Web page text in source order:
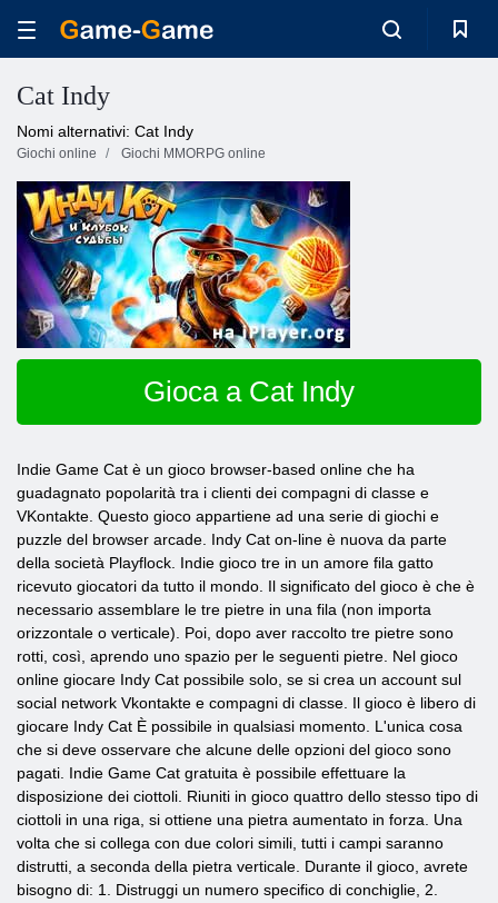
Cat Indy
Nomi alternativi: Cat Indy
Giochi online Giochi MMORPG online
Gioca a Cat Indy
Indie Game Cat è un gioco browser-based online che ha
guadagnato popolarità tra i clienti dei compagni di classe e
VKontakte. Questo gioco appartiene ad una serie di giochi e
puzzle del browser arcade. Indy Cat on-line è nuova da parte
della società Playflock. Indie gioco tre in un amore fila gatto
ricevuto giocatori da tutto il mondo. Il significato del gioco è che è
necessario assemblare le tre pietre in una fila (non importa
orizzontale o verticale). Poi, dopo aver raccolto tre pietre sono
rotti, così, aprendo uno spazio per le seguenti pietre. Nel gioco
online giocare Indy Cat possibile solo, se si crea un account sul
social network Vkontakte e compagni di classe. Il gioco è libero di
giocare Indy Cat È possibile in qualsiasi momento. L'unica cosa
che si deve osservare che alcune delle opzioni del gioco sono
pagati. Indie Game Cat gratuita è possibile effettuare la
disposizione dei ciottoli. Riuniti in gioco quattro dello stesso tipo di
ciottoli in una riga, si ottiene una pietra aumentato in forza. Una
volta che si collega con due colori simili, tutti i campi saranno
distrutti, a seconda della pietra verticale. Durante il gioco, avrete
bisogno di: 1. Distruggi un numero specifico di conchiglie, 2.